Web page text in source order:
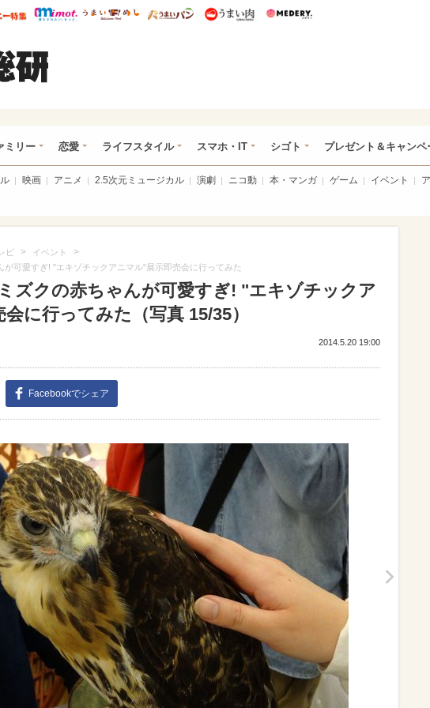
マ* ウレぴあ総研 ディズニー特集
mimot. うまいめし うまいパン うまい肉
ミリー 恋愛 ライフスタイル スマホ・IT シゴト プレゼント＆キャンペ
映画 アニメ 2.5次元ミュージカル 演劇 ニコ動 本・マンガ ゲーム イベント
ビ > イベント >
が可愛すぎ! "エキゾチックアニマル"展示即売会に行ってみた
ミズクの赤ちゃんが可愛すぎ! "エキゾチックア
に行ってみた（写真 15/35）
2014.5.20 19:00
Facebookでシェア